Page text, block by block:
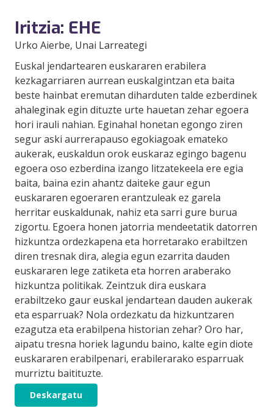
Iritzia: EHE
Urko Aierbe, Unai Larreategi
Euskal jendartearen euskararen erabilera
kezkagarriaren aurrean euskalgintzan eta baita
beste hainbat eremutan diharduten talde ezberdinek
ahaleginak egin dituzte urte hauetan zehar egoera
hori irauli nahian. Eginahal honetan egongo ziren
segur aski aurrerapauso egokiagoak emateko
aukerak, euskaldun orok euskaraz egingo bagenu
egoera oso ezberdina izango litzatekeela ere egia
baita, baina ezin ahantz daiteke gaur egun
euskararen egoeraren erantzuleak ez garela
herritar euskaldunak, nahiz eta sarri gure burua
zigortu. Egoera honen jatorria mendeetatik datorren
hizkuntza ordezkapena eta horretarako erabiltzen
diren tresnak dira, alegia egun ezarrita dauden
euskararen lege zatiketa eta horren araberako
hizkuntza politikak. Zeintzuk dira euskara
erabiltzeko gaur euskal jendartean dauden aukerak
eta esparruak? Nola ordezkatu da hizkuntzaren
ezagutza eta erabilpena historian zehar? Oro har,
aipatu tresna horiek lagundu baino, kalte egin diote
euskararen erabilpenari, erabilerarako esparruak
murriztu baitituzte.
Deskargatu